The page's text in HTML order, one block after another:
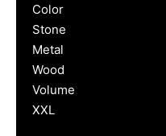
Color
Stone
Metal
Wood
Volume
XXL